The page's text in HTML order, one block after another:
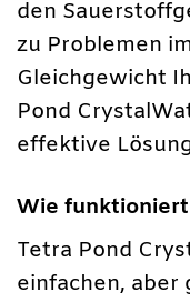
den
zu Problemen
Gleichgewicht
Pond
effektive
Wie
Tetra Pond
einfachen, aber